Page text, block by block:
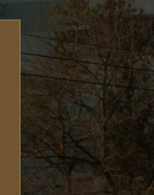
2 4
9 10 11
16 17 18
23 24 25
30
« okt